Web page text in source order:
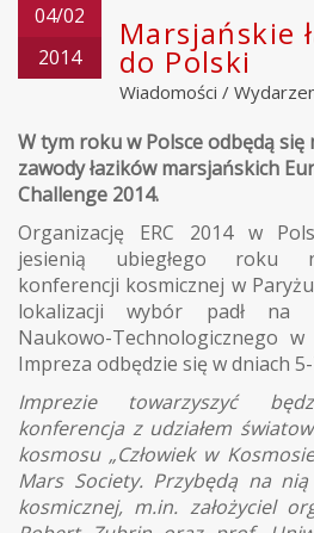
04/02
2014
Marsjańskie
do Polski
Wiadomości /
W tym roku w Polsce odbędą
zawody łazików marsjańskich
Challenge 2014.
Organizację ERC 2014 w
jesienią ubiegłego roku
konferencji kosmicznej w
lokalizacji wybór padł na
Naukowo-Technologicznego w
Impreza odbędzie się w dniach
Imprezie towarzyszyć
konferencja z udziałem
kosmosu „Człowiek w
Mars Society. Przybędą na
kosmicznej, m.in. założyciel